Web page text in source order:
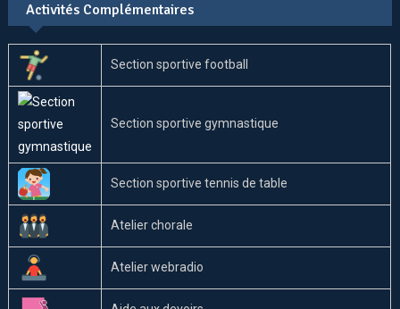
Activités Complémentaires
Section sportive football
Section sportive gymnastique
Section sportive tennis de table
Atelier chorale
Atelier webradio